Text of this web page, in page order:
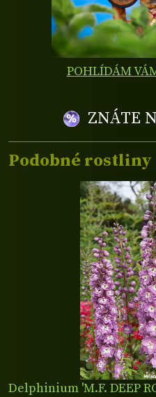
POHLÍDÁM
ZNÁTE
Podobné rostliny
Delphinium 'M.F. DEEP